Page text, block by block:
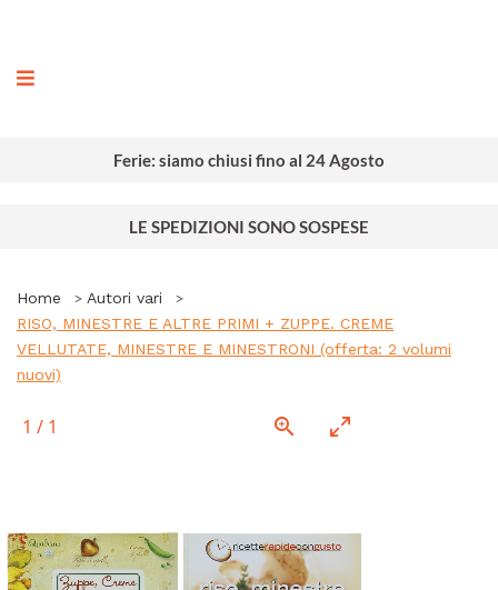
Ferie: siamo chiusi fino al 24 Agosto
LE SPEDIZIONI SONO SOSPESE
Home
Autori vari
RISO, MINESTRE E ALTRE PRIMI + ZUPPE. CREME
VELLUTATE, MINESTRE E MINESTRONI (offerta: 2 volumi
nuovi)
1 / 1